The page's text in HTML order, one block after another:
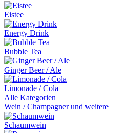
Eistee
Energy Drink
Bubble Tea
Ginger Beer / Ale
Limonade / Cola
Alle Kategorien
Wein / Champagner und weitere
Schaumwein